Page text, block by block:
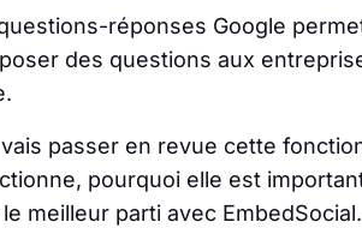
réponses Google
des questions aux
vais passer en revue cette
pourquoi elle est
meilleur parti avec EmbedSocial.